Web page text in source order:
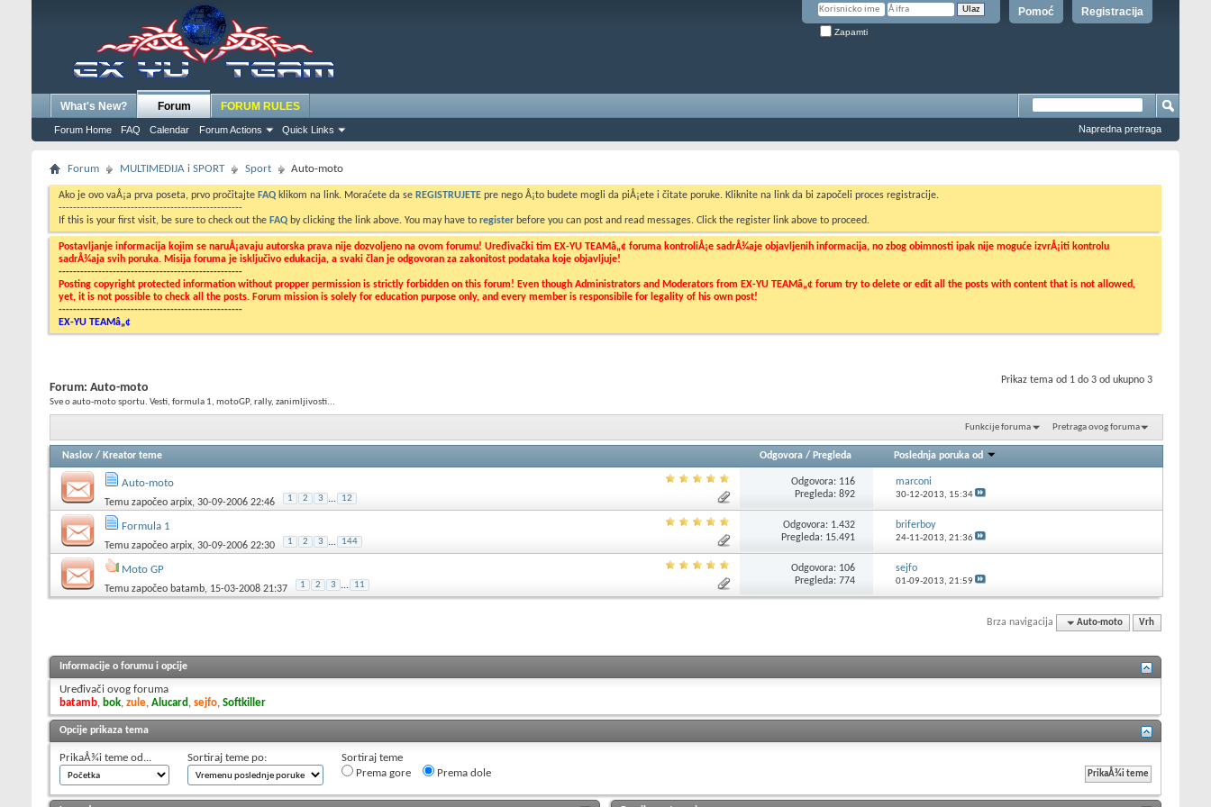
Registracija
Pomoć
Zapamti
What's New? Forum
Forum Home FAQ Calendar Forum Actions Quick Links
FORUM RULES
Napredna pretraga
Forum MULTIMEDIJA i SPORT Sport Auto-moto
Ako je ovo vaÅ¡a prva poseta, prvo pročitajte FAQ klikom na link. Moraćete da se REGISTRUJETE pre nego Å¡to budete mogli da piÅ¡ete i čitate poruke. Kliknite na link da bi započeli proces registracije.
---------------------------------------------------
If this is your first visit, be sure to check out the FAQ by clicking the link above. You may have to register before you can post and read messages. Click the register link above to proceed.
Postavljanje informacija kojim se naruÅ¡avaju autorska prava nije dozvoljeno na ovom forumu! Uređivački tim EX-YU TEAMâ„¢ foruma kontroliÅ¡e sadrÅ¾aje objavljenih informacija, no zbog obimnosti ipak nije moguće izvrÅ¡iti kontrolu
sadrÅ¾aja svih poruka. Misija foruma je isključivo edukacija, a svaki član je odgovoran za zakonitost podataka koje objavljuje!
---------------------------------------------------
Posting copyright protected information without propper permission is strictly forbidden on this forum! Even though Administrators and Moderators from EX-YU TEAMâ„¢ forum try to delete or edit all the posts with content that is not allowed,
yet, it is not possible to check all the posts. Forum mission is solely for education purpose only, and every member is responsibile for legality of his own post!
---------------------------------------------------
EX-YU TEAMâ„¢
Prikaz tema od 1 do 3 od ukupno 3
Forum: Auto-moto
Sve o auto-moto sportu. Vesti, formula 1, motoGP, rally, zanimljivosti...
Funkcije foruma Pretraga ovog foruma
Naslov / Kreator teme Odgovora / Pregleda Poslednja poruka od
Auto-moto
Temu započeo arpix, 30-09-2006 22:46 1 2 3 ... 12
Odgovora: 116
Pregleda: 892
marconi
30-12-2013, 15:34
Formula 1
Temu započeo arpix, 30-09-2006 22:30 1 2 3 ... 144
Odgovora: 1.432
Pregleda: 15.491
briferboy
24-11-2013, 21:36
Moto GP
Temu započeo batamb, 15-03-2008 21:37 1 2 3 ... 11
Odgovora: 106
Pregleda: 774
sejfo
01-09-2013, 21:59
Brza navigacija Auto-moto Vrh
Informacije o forumu i opcije
Uređivači ovog foruma
batamb, bok, zule, Alucard , sejfo, Softkiller
Opcije prikaza tema
PrikaÅ¾i teme od... Sortiraj teme po:
Sortiraj teme
Prema gore
Prema dole